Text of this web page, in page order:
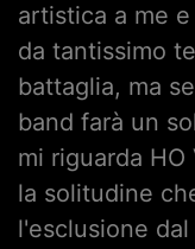
artistica a me
da tantissimo
battaglia, ma
band farà un
mi riguarda
la solitudine
l'esclusione